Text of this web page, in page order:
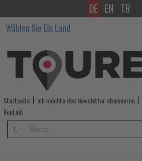
EWTC
führt
Flex-
Option
für
Hotelbuchungen
ein
DE EN TR
Wählen Sie Ein Land
Startseite Ich möchte den Newsletter abonnieren
Kontakt